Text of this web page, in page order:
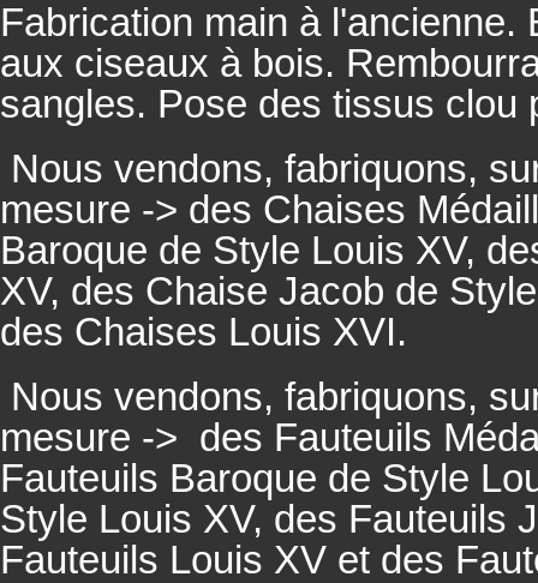
Fabrication main à
aux ciseaux à bois.
sangles. Pose des tissus clou
Nous vendons, fabriquons,
mesure -> des Chaises
Baroque de Style Louis XV,
XV, des Chaise Jacob de
des Chaises Louis XVI.
Nous vendons, fabriquons,
mesure -> des Fauteuils
Fauteuils Baroque de Style
Style Louis XV, des Fauteuils
Fauteuils Louis XV et des